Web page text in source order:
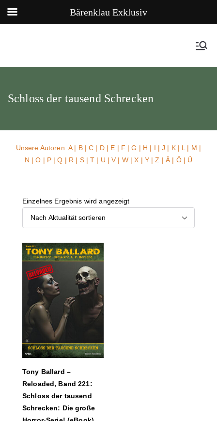
Schloss der tausend Schrecken
Unsere AutorenA| B|C | D| E | F |G | H | I |J | K| L | M |
N |O | P|Q | R | S|T | U | V | W| X | Y | Z | Ä | Ö | Ü
Einzelnes Ergebnis wird angezeigt
Tony Ballard –
Reloaded, Band 221:
Schloss der tausend
Schrecken: Die große
Bärenklau Exklusiv